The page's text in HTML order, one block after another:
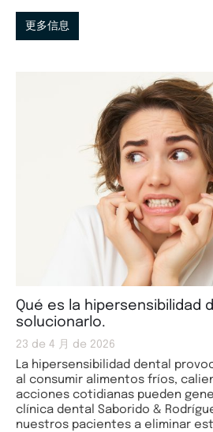
更多信息
Qué es la hipersensibilidad
solucionarlo.
23 de 4 月 de 2026
La hipersensibilidad dental
al consumir alimentos fríos,
acciones cotidianas pueden
clínica dental Saborido &
nuestros pacientes a eliminar